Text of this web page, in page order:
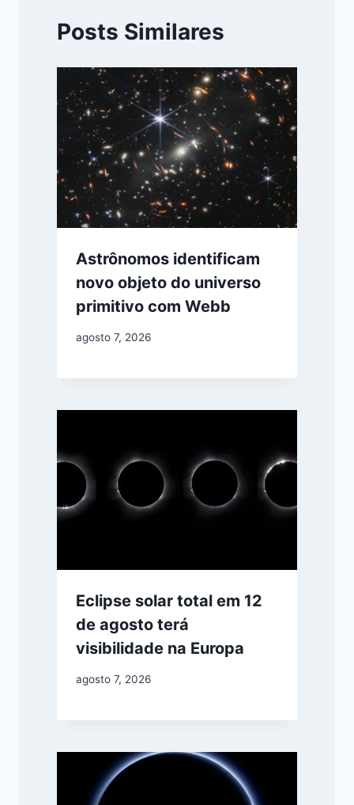
Posts Similares
Astrônomos identificam
novo objeto do universo
primitivo com Webb
agosto 7, 2026
Eclipse solar total em 12
de agosto terá
visibilidade na Europa
agosto 7, 2026